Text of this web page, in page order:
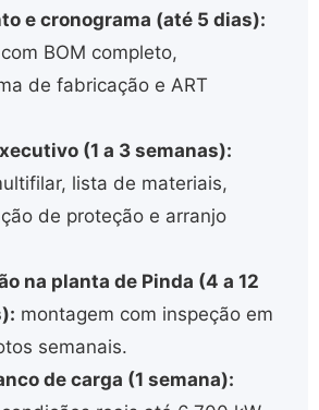
e cronograma (até 5 dias):
BOM completo,
de fabricação e ART
(1 a 3 semanas):
lista de materiais,
de proteção e arranjo
na planta de Pinda (4 a 12
montagem com inspeção em
semanais.
de carga (1 semana):